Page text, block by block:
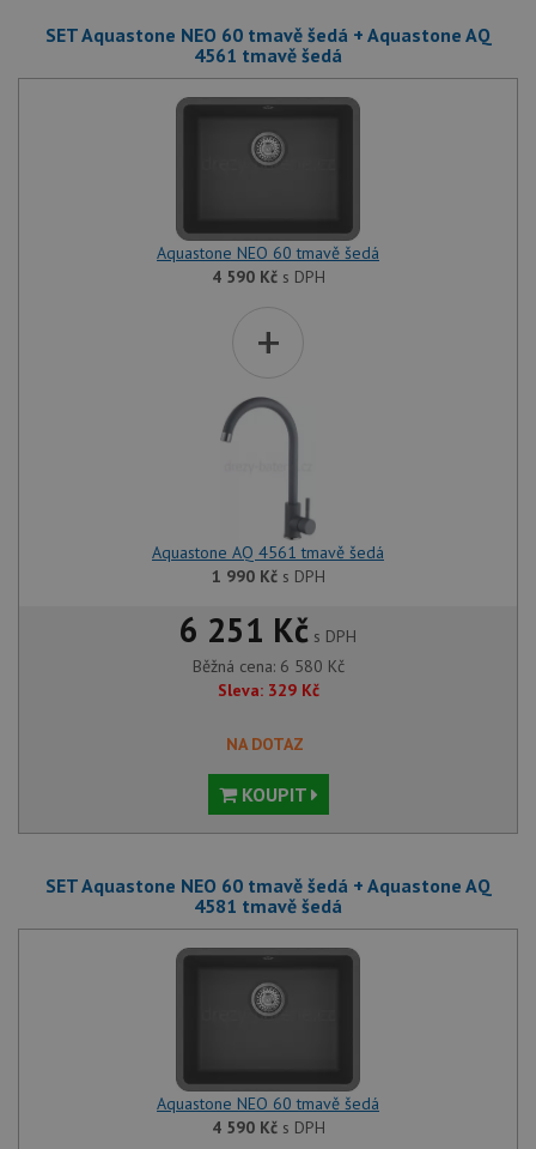
SET Aquastone NEO 60 tmavě šedá + Aquastone AQ
4561 tmavě šedá
Aquastone NEO 60 tmavě šedá
4 590 Kčs DPH
+
Aquastone AQ 4561 tmavě šedá
1 990 Kčs DPH
6 251 Kč s DPH
Běžná cena: 6 580 Kč
Sleva: 329 Kč
NA DOTAZ
KOUPIT
SET Aquastone NEO 60 tmavě šedá + Aquastone AQ
4581 tmavě šedá
Aquastone NEO 60 tmavě šedá
4 590 Kčs DPH